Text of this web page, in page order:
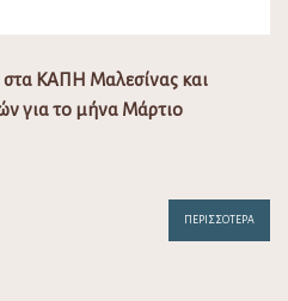
στα ΚΑΠΗ Μαλεσίνας και
για το μήνα Μάρτιο
ΠΕΡΙΣΣΌΤΕΡΑ